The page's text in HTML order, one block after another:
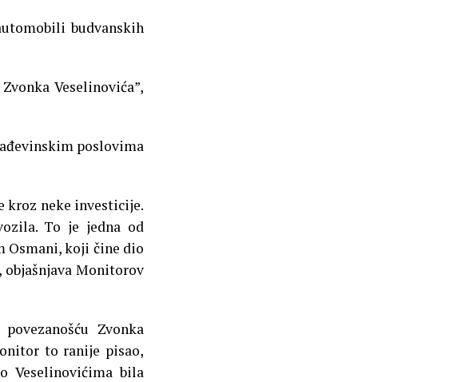
budvanskih
Veselinovića”,
poslovima
kroz neke investicije.
To je jedna od
Osmani, koji čine dio
objašnjava Monitorov
Zvonka
to ranije pisao,
Veselinovićima bila